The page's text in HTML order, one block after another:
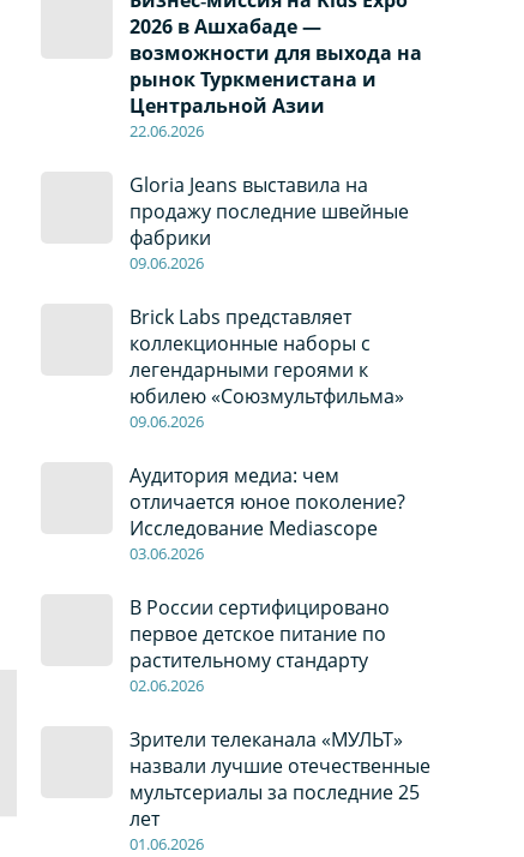
2026 в Ашхабаде —
возможности для выхода на
рынок Туркменистана и
Центральной Азии
22.06.2026
Gloria Jeans выставила на
продажу последние швейные
фабрики
09.06.2026
Brick Labs представляет
коллекционные наборы с
легендарными героями к
юбилею «Союзмультфильма»
09.06.2026
Аудитория медиа: чем
отличается юное поколение?
Исследование Mediascope
03.06.2026
В России сертифицировано
первое детское питание по
растительному стандарту
02.06.2026
Зрители телеканала «МУЛЬТ»
назвали лучшие отечественные
мультсериалы за последние 25
лет
01.06.2026